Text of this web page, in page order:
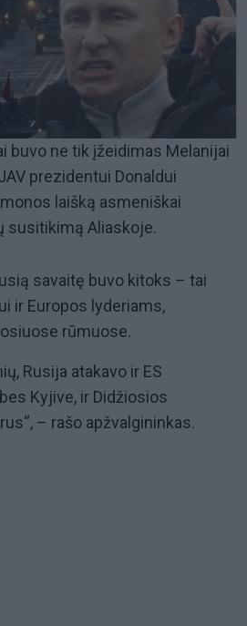
buvo ne tik įžeidimas Melanijai
prezidentui Donaldui
laišką asmeniškai
susitikimą Aliaskoje.
savaitę buvo kitoks – tai
ir Europos lyderiams,
rūmuose.
Rusija atakavo ir ES
Kyjive, ir Didžiosios
– rašo apžvalgininkas.